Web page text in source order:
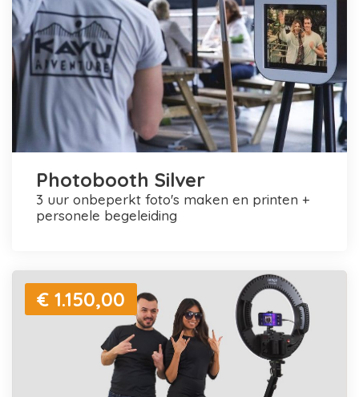
Photobooth Silver
3 uur onbeperkt foto's maken en printen +
personele begeleiding
€ 1.150,00